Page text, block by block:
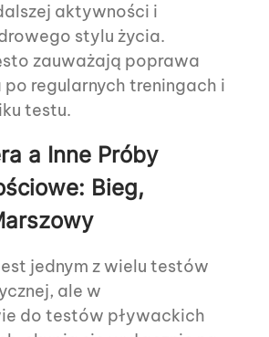
aktywności i
stylu życia.
zauważają poprawa
regularnych treningach i
testu.
a Inne Próby
Bieg,
jednym z wielu testów
ale w
do testów pływackich